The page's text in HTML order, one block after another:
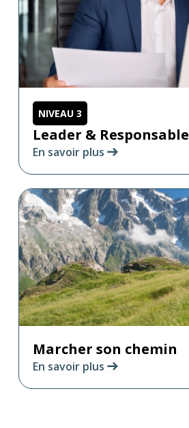
NIVEAU 3
Leader & Responsable
En savoir plus
Marcher son chemin
En savoir plus